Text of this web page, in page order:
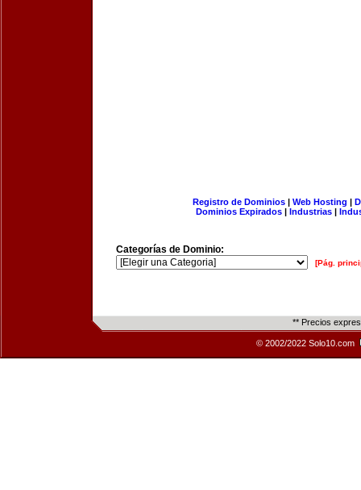
Registro de Dominios| Web Hosting |
Dominios Expirados | Industrias |
Categorías de Dominio:
[Pág.
** Precios
© 2002/2022 Solo10.com